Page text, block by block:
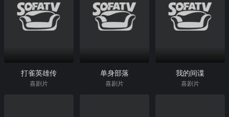
打雀英雄传
喜剧片
单身部落
喜剧片
我的间谍
喜剧片